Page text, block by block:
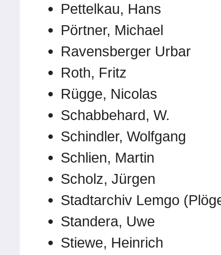
Pettelkau, Hans
Pörtner, Michael
Ravensberger Urbar
Roth, Fritz
Rügge, Nicolas
Schabbehard, W.
Schindler, Wolfgang
Schlien, Martin
Scholz, Jürgen
Stadtarchiv Lemgo
Standera, Uwe
Stiewe, Heinrich